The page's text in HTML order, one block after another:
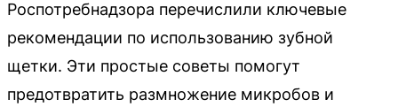
Роспотребнадзора перечислили ключевые
рекомендации по использованию зубной
щетки. Эти простые советы помогут
предотвратить размножение микробов и